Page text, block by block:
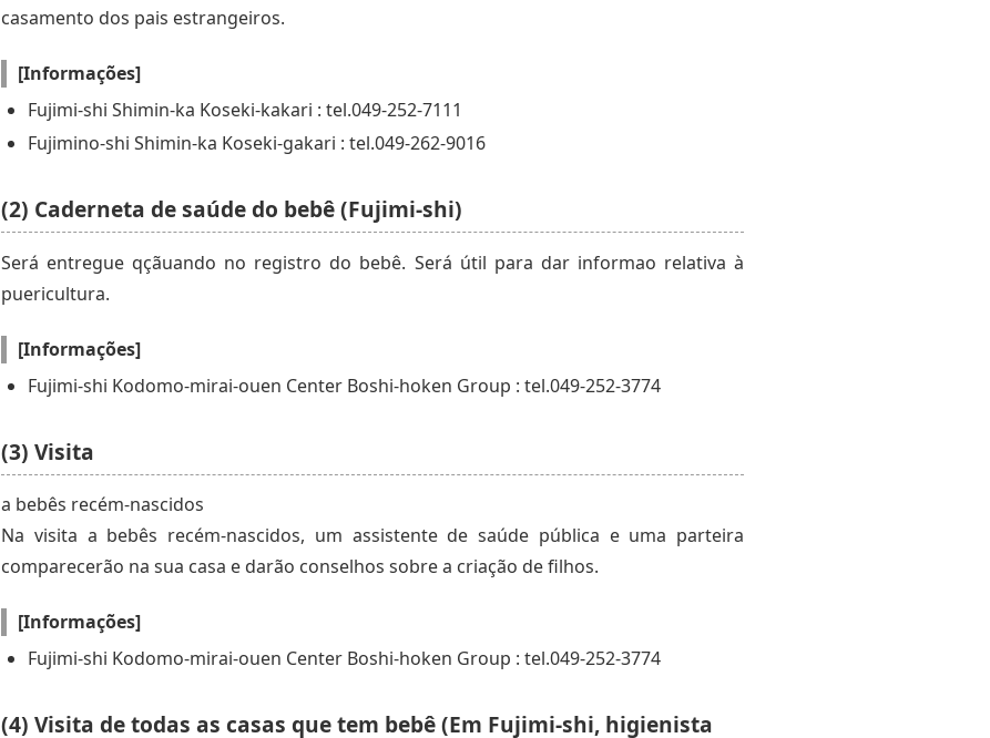
casamento dos pais estrangeiros.
[Informações]
Fujimi-shi Shimin-ka Koseki-kakari : tel.049-252-7111
Fujimino-shi Shimin-ka Koseki-gakari : tel.049-262-9016
(2) Caderneta de saúde do bebê (Fujimi-shi)
Será entregue qçãuando no registro do bebê. Será útil para dar informao relativa à
puericultura.
[Informações]
Fujimi-shi Kodomo-mirai-ouen Center Boshi-hoken Group : tel.049-252-3774
(3) Visita
a bebês recém-nascidos
Na visita a bebês recém-nascidos, um assistente de saúde pública e uma parteira
comparecerão na sua casa e darão conselhos sobre a criação de filhos.
[Informações]
Fujimi-shi Kodomo-mirai-ouen Center Boshi-hoken Group : tel.049-252-3774
(4) Visita de todas as casas que tem bebê (Em Fujimi-shi, higienista